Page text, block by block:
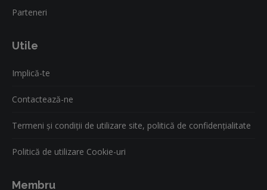
Parteneri
Utile
Implică-te
Contactează-ne
Termeni și condiții de utilizare site, politică de confidențialitate
Politică de utilizare Cookie-uri
Membru